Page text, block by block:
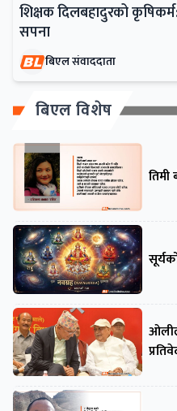
शिक्षक दिलबहादुरको
सपना
बिएल संवाददाता
बिएल विशेष
तिमी